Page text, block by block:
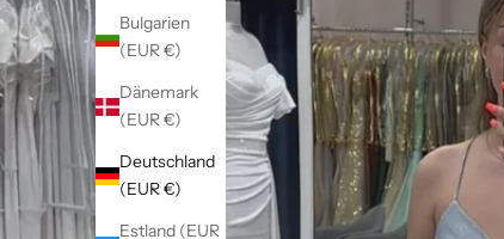
Bulgarien
(EUR €)
Dänemark
(EUR €)
Deutschland
(EUR €)
Estland (EUR